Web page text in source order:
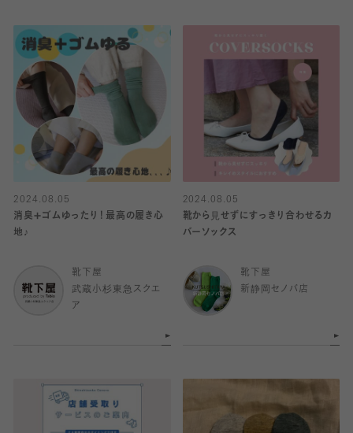
2024.08.05
消臭➕ゴムゆったり！最高の履き心
地♪
靴下屋
武蔵小杉東急スクエ
ア
2024.08.05
靴から見せずにすっきり合わせるカ
バーソックス
靴下屋
新静岡セノバ店